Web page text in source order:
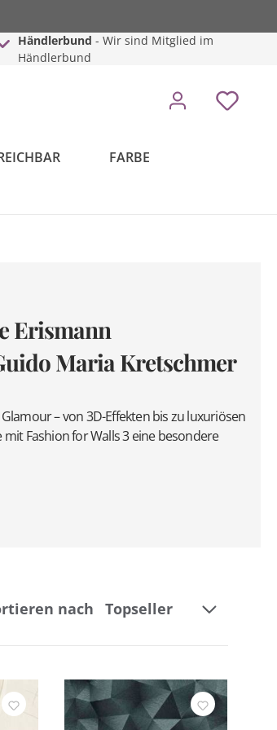
Händlerbund - Wir sind Mitglied im
Händlerbund
FARBE
Erismann
Maria Kretschmer
– von 3D-Effekten bis zu luxuriösen
Fashion for Walls 3 eine besondere
Kollektion
nach